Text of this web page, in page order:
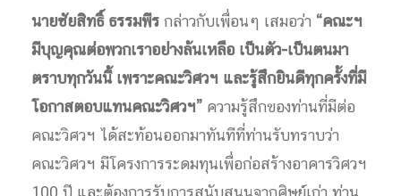
นายชัยสิทธิ์ ธรรมพีรกล่าวกับเพื่อนๆ เสมอว่า “คณะฯ
มีบุญคุณต่อพวกเราอย่างล้นเหลือ เป็นตัว-เป็นตนมา
ตราบทุกวันนี้ เพราะคณะวิศวฯ และรู้สึกยินดีทุกครั้งที่มี
โอกาสตอบแทนคณะวิศวฯ”ความรู้สึกของท่านที่มีต่อ
คณะวิศวฯ ได้สะท้อนออกมาทันทีที่ท่านรับทราบว่า
คณะวิศวฯ มีโครงการระดมทุนเพื่อก่อสร้างอาคารวิศวฯ